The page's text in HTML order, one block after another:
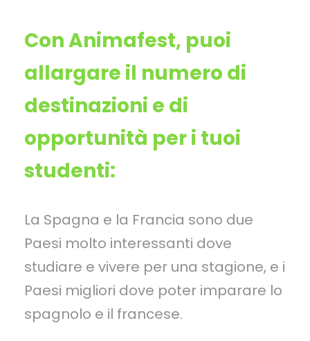
Con Animafest, puoi
allargare il numero di
destinazioni e di
opportunità per i tuoi
studenti:
La Spagna e la Francia sono due
Paesi molto interessanti dove
studiare e vivere per una stagione, e i
Paesi migliori dove poter imparare lo
spagnolo e il francese.